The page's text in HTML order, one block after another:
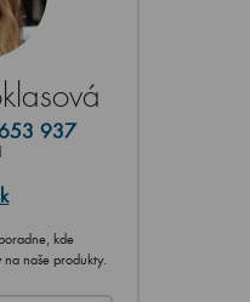
937
kde
naše produkty.